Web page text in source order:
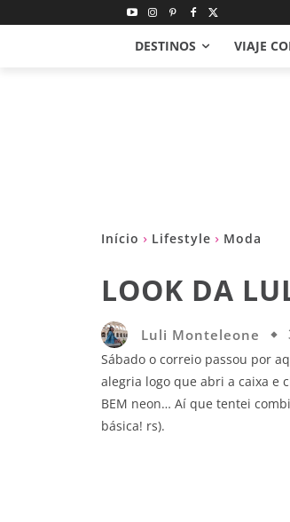
DESTINOS VIAJE
Início Lifestyle Moda
LOOK DA
Luli Monteleone
Sábado o correio passou por
alegria logo que abri a caixa e
BEM neon… Aí que tentei
básica! rs).